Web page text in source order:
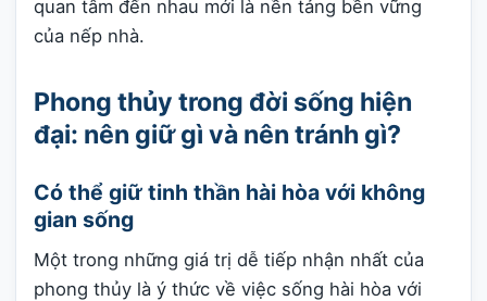
quan tâm đến nhau mới là nền tảng bền vững
của nếp nhà.
Phong thủy trong đời sống hiện
đại: nên giữ gì và nên tránh gì?
Có thể giữ tinh thần hài hòa với không
gian sống
Một trong những giá trị dễ tiếp nhận nhất của
phong thủy là ý thức về việc sống hài hòa với